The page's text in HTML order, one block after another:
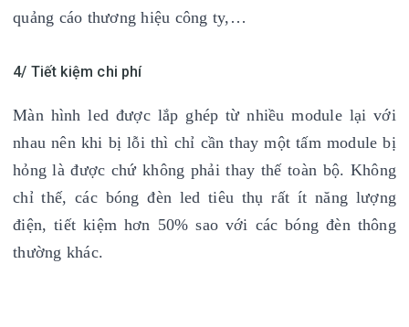
quảng cáo thương hiệu công ty,…
4/ Tiết kiệm chi phí
Màn hình led được lắp ghép từ nhiều module lại với
nhau nên khi bị lỗi thì chỉ cần thay một tấm module bị
hỏng là được chứ không phải thay thế toàn bộ. Không
chỉ thế, các bóng đèn led tiêu thụ rất ít năng lượng
điện, tiết kiệm hơn 50% sao với các bóng đèn thông
thường khác.